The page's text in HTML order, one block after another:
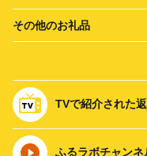
その他のお礼品
TVで紹介された
ふるラボチャンネ